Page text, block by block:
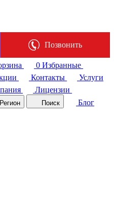
Позвонить
0 Избранные
Контакты
Услуги
Лицензии
Регион Поиск
Блог